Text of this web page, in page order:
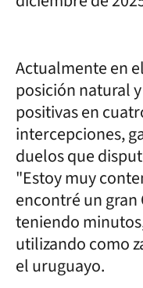
Actualmente en
posición natural
positivas en
intercepciones,
duelos que
"Estoy muy
encontré un
teniendo
utilizando como
el uruguayo.